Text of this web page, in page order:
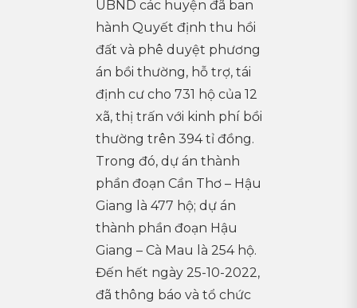
UBND các huyện đã ban
hành Quyết định thu hồi
đất và phê duyệt phương
án bồi thường, hỗ trợ, tái
định cư cho 731 hộ của 12
xã, thị trấn với kinh phí bồi
thường trên 394 tỉ đồng.
Trong đó, dự án thành
phần đoạn Cần Thơ – Hậu
Giang là 477 hộ; dự án
thành phần đoạn Hậu
Giang – Cà Mau là 254 hộ.
Đến hết ngày 25-10-2022,
đã thông báo và tổ chức